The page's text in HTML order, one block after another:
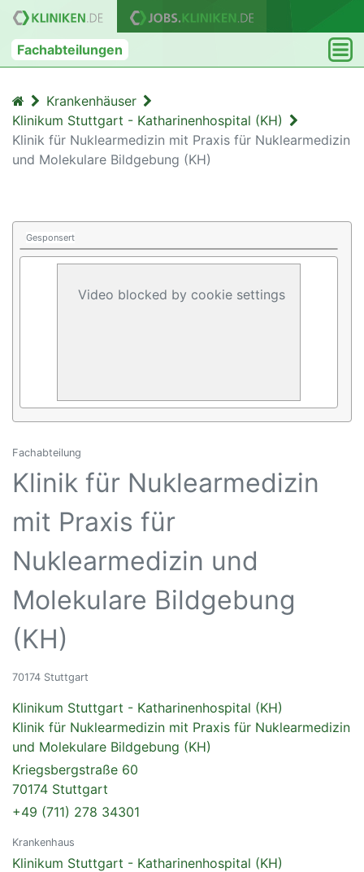
Fachabteilungen
Krankenhäuser
Klinikum Stuttgart - Katharinenhospital (KH)
Klinik für Nuklearmedizin mit Praxis für Nuklearmedizin
und Molekulare Bildgebung (KH)
Gesponsert
Video blocked by cookie settings
Fachabteilung
Klinik für Nuklearmedizin
mit Praxis für
Nuklearmedizin und
Molekulare Bildgebung
(KH)
70174 Stuttgart
Klinikum Stuttgart - Katharinenhospital (KH)
Klinik für Nuklearmedizin mit Praxis für Nuklearmedizin
und Molekulare Bildgebung (KH)
Kriegsbergstraße 60
70174 Stuttgart
+49 (711) 278 34301
Krankenhaus
Klinikum Stuttgart - Katharinenhospital (KH)